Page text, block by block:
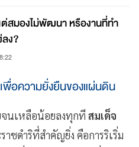
สมองไม่พัฒนา หรืองานที่ทำ
ลง?
พื่อความยั่งยืนของแผ่นดิน
จนเหลือน้อยลงทุกที สมเด็จ
าชดำริที่สำคัญยิ่ง คือการริเริ่ม